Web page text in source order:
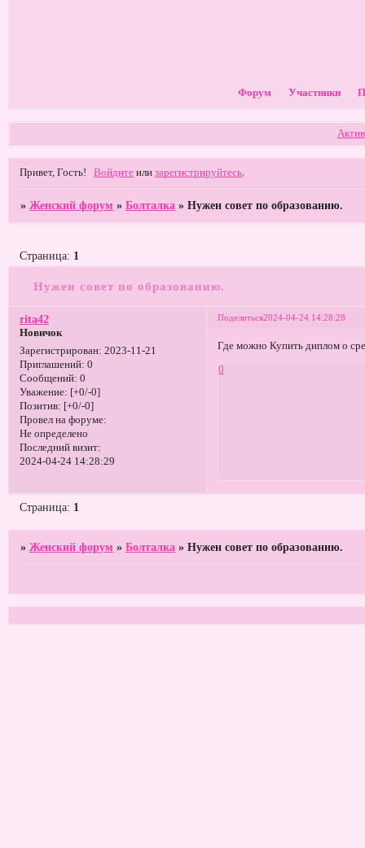
Форум Участники
Привет, Гость! Войдите илизарегистрируйтесь
»Женский форум »Болталка »Нужен совет по образованию.
Нужен совет по образованию.
Страница: 1
Поделиться2024-04-24 14:28:28
rita42
Новичок
Зарегистрирован: 2023-11-21
Приглашений: 0
Сообщений: 0
Уважение: [+0/-0]
Позитив: [+0/-0]
Провел на форуме:
Не определено
Последний визит:
2024-04-24 14:28:29
Где можно Купить диплом о
0
Страница: 1
»Женский форум »Болталка »Нужен совет по образованию.